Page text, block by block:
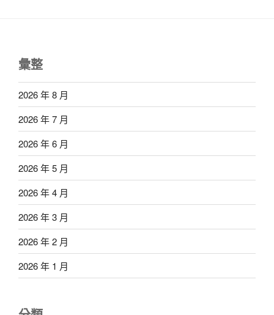
彙整
2026 年 8 月
2026 年 7 月
2026 年 6 月
2026 年 5 月
2026 年 4 月
2026 年 3 月
2026 年 2 月
2026 年 1 月